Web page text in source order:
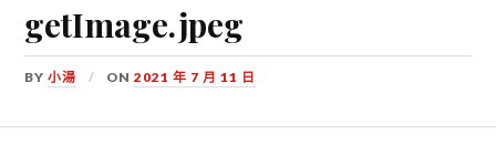
getImage.jpeg
BY小湯 ON2021 年 7 月 11 日